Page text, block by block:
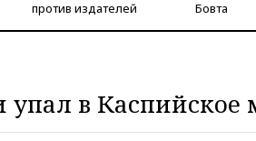
против издателей
Бовта
упал в Каспийское